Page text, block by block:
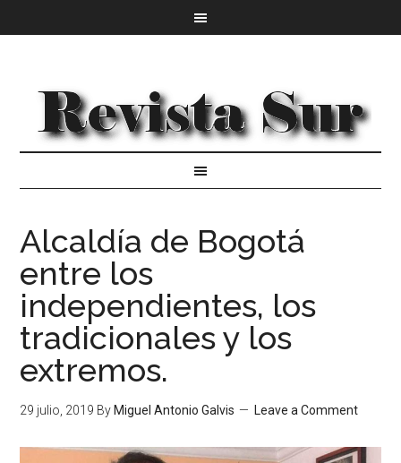
Alcaldía de Bogotá
entre los
independientes, los
tradicionales y los
extremos.
29 julio, 2019 By Miguel Antonio Galvis Leave a Comment